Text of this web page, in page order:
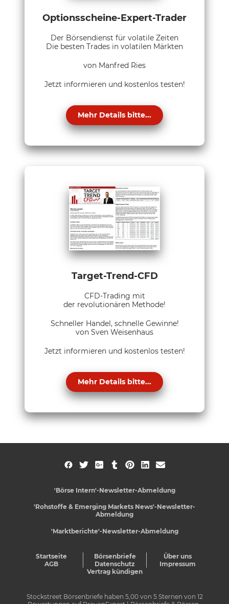
Optionsscheine-Expert-Trader
Der Börsendienst für volatile Zeiten
Die besten Trades in volatilen Märkten
von Manfred Ries
Jetzt informieren und kostenlos testen!
Mehr Details bitte...
Target-Trend-CFD
CFD-Trading mit
der revolutionären Methode!
Schneller Handel, schnelle Gewinne!
von Sven Weisenhaus
Jetzt informieren und kostenlos testen!
Mehr Details bitte...
'Börse Intern'-Newsletter-Abmeldung
'Rohstoffe & Emerging Markets News'-Newsletter-
Abmeldung
'Marktberichte'-Newsletter-Abmeldung
Startseite Börsenbriefe
Über uns
AGB
Datenschutz
Impressum
Vertrag kündigen
Stockstreet Börsenbriefe haben 5,00von 5Sternen von 12